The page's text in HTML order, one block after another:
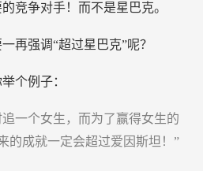
竞争对手！而不是星巴克。
再强调“超过星巴克”呢？
个例子：
一个女生，而为了赢得女生的
的成就一定会超过爱因斯坦！”